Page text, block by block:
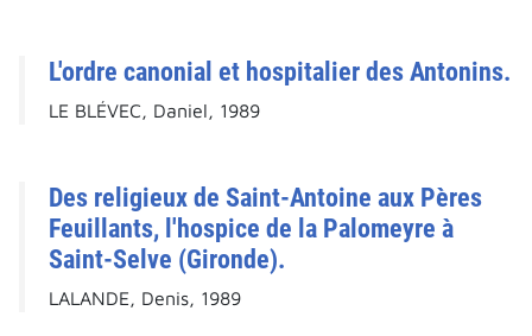
L'ordre canonial et hospitalier des Antonins.
LE BLÉVEC, Daniel, 1989
Des religieux de Saint-Antoine aux Pères
Feuillants, l'hospice de la Palomeyre à
Saint-Selve (Gironde).
LALANDE, Denis, 1989